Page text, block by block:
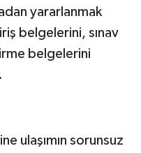
yararlanmak
belgelerini, sınav
belgelerini
ulaşımın sorunsuz